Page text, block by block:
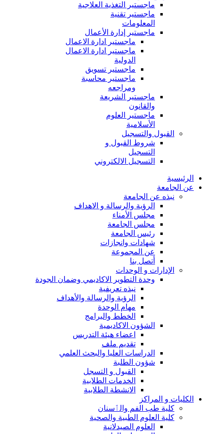
ماجستير التغذية العلاجية
ماجستير تقنية
المعلومات
ماجستير إدارة الأعمال
ماجستير ادارة الاعمال
ماجستير ادارة الاعمال
الدولية
ماجستير تسويق
ماجستير محاسبة
ومراجعه
ماجستير الشريعة
والقانون
ماجستير العلوم
الأسلامية
القبول والتسجيل
شروط القبول و
التسجيل
التسجيل الالكتروني
الرئيسية
عن الجامعة
نبذه عن الجامعة
الرؤية والرسالة و الاهداف
مجلس الأمناء
مجلس الجامعة
رئيس الجامعة
شهادات وانجازات
عن المجموعة
أتصل بنا
الإدارات و الوحدات
وحدة التطوير الاكاديمي وضمان الجودة
نبذه تعريفية
الرؤية والرسالة والأهداف
مهام الوحدة
الخطط والبرامج
الشؤون الاكاديمية
اعضاء هيئة التدريس
تقديم ملف
الدراسات العليا والبحث العلمي
شؤون الطلبة
القبول و التسجل
الخدمات الطلابية
الانشطة الطلابية
الكليات و المراكز
كلية طب الفم والٲسنان
كلية العلوم الطبية والصحية
العلوم الصيدلانية